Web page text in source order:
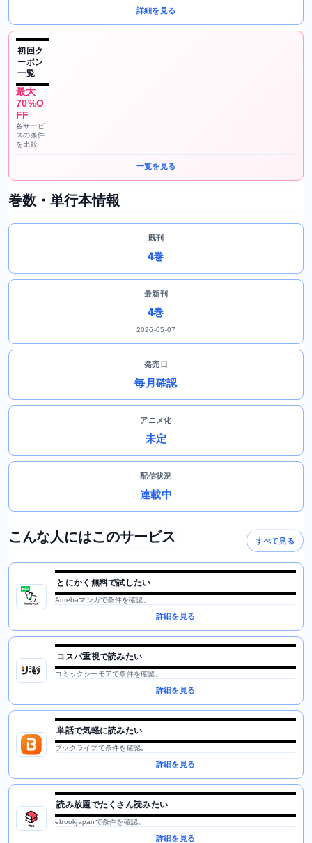
詳細を見る
初回ク
ーポン
一覧
最大
70%O
FF
各サービ
スの条件
を比較
一覧を見る
巻数・単行本情報
既刊
4巻
最新刊
4巻
2026-05-07
発売日
毎月確認
アニメ化
未定
配信状況
連載中
こんな人にはこのサービス すべて見る
とにかく無料で試したい
Amebaマンガで条件を確認。
詳細を見る
コスパ重視で読みたい
コミックシーモアで条件を確認。
詳細を見る
単話で気軽に読みたい
ブックライブで条件を確認。
詳細を見る
読み放題でたくさん読みたい
ebookjapanで条件を確認。
詳細を見る